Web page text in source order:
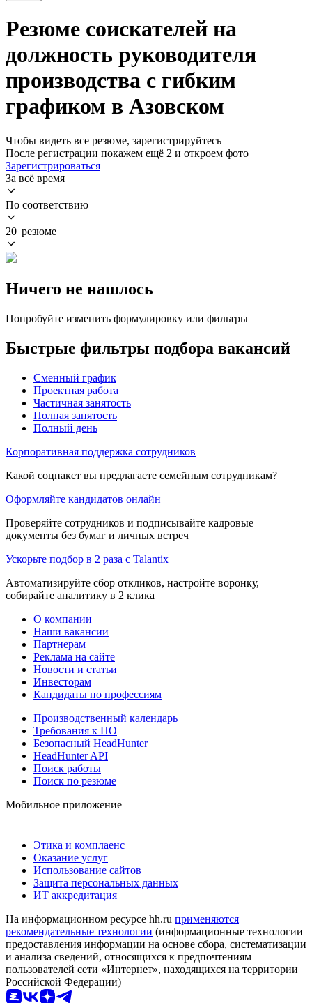
Резюме соискателей на
должность руководителя
производства с гибким
графиком в Азовском
Чтобы видеть все резюме, зарегистрируйтесь
После регистрации покажем ещё 2 и откроем фото
Зарегистрироваться
За всё время
По соответствию
20 резюме
Ничего не нашлось
Попробуйте изменить формулировку или фильтры
Быстрые фильтры подбора вакансий
Сменный график
Проектная работа
Частичная занятость
Полная занятость
Полный день
Корпоративная поддержка сотрудников
Какой соцпакет вы предлагаете семейным сотрудникам?
Оформляйте кандидатов онлайн
Проверяйте сотрудников и подписывайте кадровые
документы без бумаг и личных встреч
Ускорьте подбор в 2 раза с Talantix
Автоматизируйте сбор откликов, настройте воронку,
собирайте аналитику в 2 клика
О компании
Наши вакансии
Партнерам
Реклама на сайте
Новости и статьи
Инвесторам
Кандидаты по профессиям
Производственный календарь
Требования к ПО
Безопасный HeadHunter
HeadHunter API
Поиск работы
Поиск по резюме
Мобильное приложение
Этика и комплаенс
Оказание услуг
Использование сайтов
Защита персональных данных
ИТ аккредитация
На информационном ресурсе hh.ru применяются
рекомендательные технологии (информационные технологии
предоставления информации на основе сбора, систематизации
и анализа сведений, относящихся к предпочтениям
пользователей сети «Интернет», находящихся на территории
Российской Федерации)